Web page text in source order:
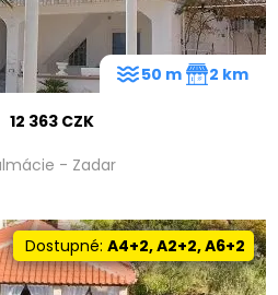
12 363 CZK
- Zadar
50 m 2 km
Dostupné:A4+2, A2+2, A6+2